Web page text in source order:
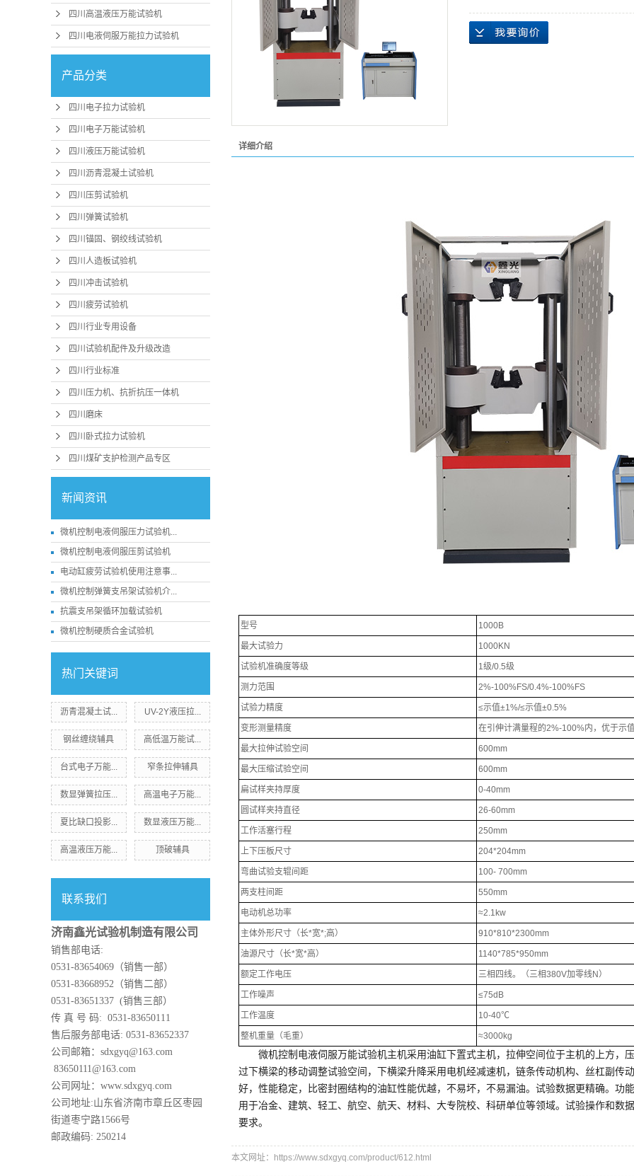
四川卧式拉力试验机
四川煤矿支护检测产品专区
四川高温液压万能试验机
四川电液伺服万能拉力试验机
产品分类
四川电子拉力试验机
四川电子万能试验机
四川液压万能试验机
四川沥青混凝土试验机
四川压剪试验机
四川弹簧试验机
四川锚固、钢绞线试验机
四川人造板试验机
四川冲击试验机
四川疲劳试验机
四川行业专用设备
四川试验机配件及升级改造
四川行业标准
四川压力机、抗折抗压一体机
四川磨床
四川卧式拉力试验机
四川煤矿支护检测产品专区
新闻资讯
微机控制电液伺服压力试验机...
微机控制电液伺服压剪试验机
电动缸疲劳试验机使用注意事...
微机控制弹簧支吊架试验机介...
抗震支吊架循环加载试验机
微机控制硬质合金试验机
热门关键词
沥青混凝土试... UV-2Y液压拉...
钢丝缠绕辅具 高低温万能试...
台式电子万能... 窄条拉伸辅具
数显弹簧拉压... 高温电子万能...
夏比缺口投影... 数显液压万能...
高温液压万能... 顶破辅具
联系我们
济南鑫光试验机制造有限公司
销售部电话:
0531-83654069（销售一部）
0531-83668952（销售二部）
0531-83651337 (销售三部）
传 真 号 码: 0531-83650111
售后服务部电话: 0531-83652337
公司邮箱：sdxgyq@163.com
83650111@163.com
公司网址：www.sdxgyq.com
公司地址:山东省济南市章丘区枣园
街道枣宁路1566号
邮政编码: 250214
详细介绍
型号 1000B
最大试验力 1000KN
试验机准确度等级 1级/0.5级
测力范围 2%-100%FS/0.4%-100%FS
试验力精度 ≤示值±1%/≤示值±0.5%
变形测量精度 在引伸计满量程的2%-100%内，优于示值
最大拉伸试验空间 600mm
最大压缩试验空间 600mm
扁试样夹持厚度 0-40mm
圆试样夹持直径 26-60mm
工作活塞行程 250mm
上下压板尺寸 204*204mm
弯曲试验支辊间距 100- 700mm
两支柱间距 550mm
电动机总功率 ≈2.1kw
主体外形尺寸（长*宽*;高） 910*810*2300mm
油源尺寸（长*宽*高） 1140*785*950mm
额定工作电压 三相四线。（三相380V加零线N）
工作噪声 ≤75dB
工作温度 10-40℃
整机重量（毛重） ≈3000kg
微机控制电液伺服万能试验机主机采用油缸下置式主机，拉伸空间位于主机的上方，
过下横梁的移动调整试验空间，下横梁升降采用电机经减速机，链条传动机构、丝杠副传
好，性能稳定，比密封圈结构的油缸性能优越，不易坏，不易漏油。试验数据更精确。功
用于冶金、建筑、轻工、航空、航天、材料、大专院校、科研单位等领域。试验操作和数
要求。
本文网址：https://www.sdxgyq.com/product/612.html